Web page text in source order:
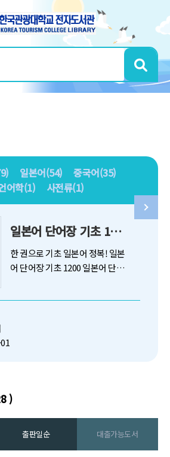
일본어(54)
중국어(35)
어학(1) 사전류(1)
일본어 단어장 기초 1200
한 권으로 기초 일본어 정복! 일본
어 단어장 기초 1200 일본어 단어
)
출판일순 대출가능도서